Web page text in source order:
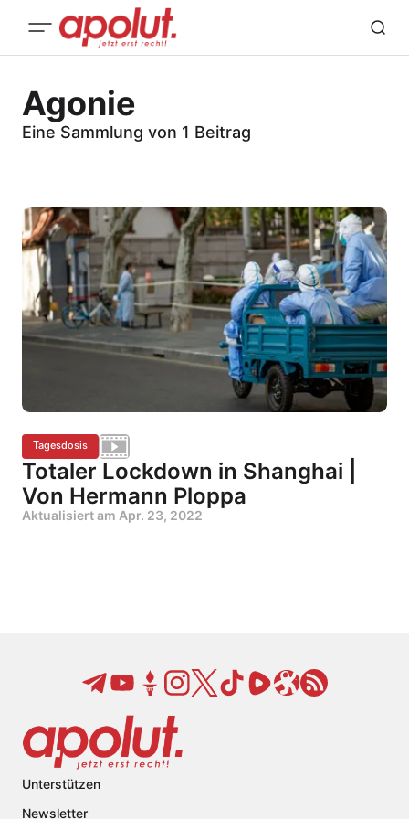
Agonie
Eine Sammlung von 1 Beitrag
Tagesdosis
Totaler Lockdown in Shanghai |
Von Hermann Ploppa
Aktualisiert am Apr. 23, 2022
Unterstützen
Newsletter